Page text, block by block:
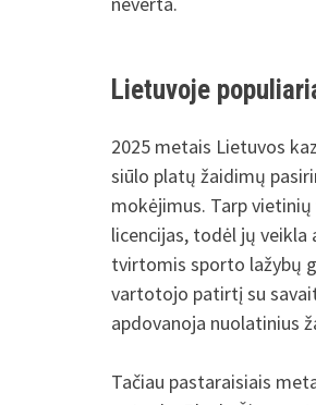
Lietuvoje
2025 metais Lietuvos
siūlo platų žaidimų
mokėjimus. Tarp
licencijas, todėl jų
tvirtomis sporto lažybų
vartotojo patirtį su
apdovanoja nuolatinius
Tačiau pastaraisiais